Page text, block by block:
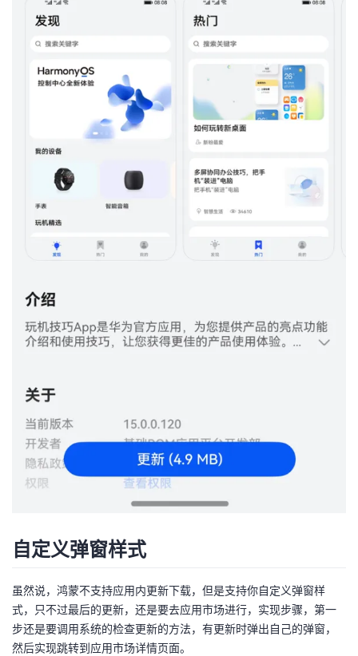
自定义弹窗样式
虽然说，鸿蒙不支持应用内更新下载，但是支持你自定义弹窗样
式，只不过最后的更新，还是要去应用市场进行，实现步骤，第一
步还是要调用系统的检查更新的方法，有更新时弹出自己的弹窗，
然后实现跳转到应用市场详情页面。